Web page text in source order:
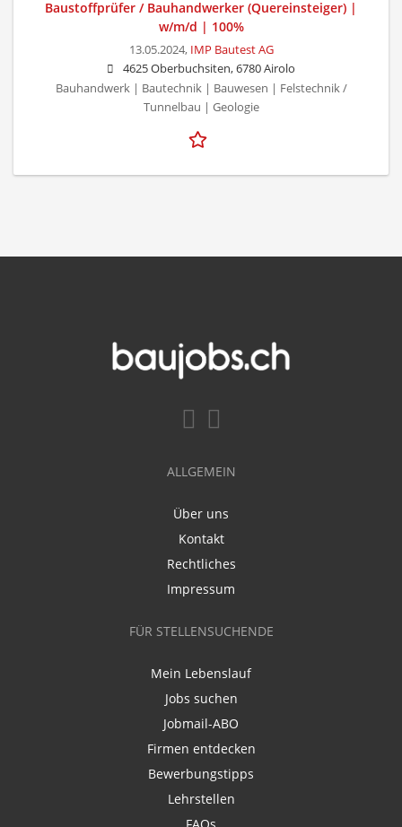
Baustoffprüfer / Bauhandwerker (Quereinsteiger) |
w/m/d | 100%
13.05.2024, IMP Bautest AG
4625 Oberbuchsiten, 6780 Airolo
Bauhandwerk | Bautechnik | Bauwesen | Felstechnik /
Tunnelbau | Geologie
ALLGEMEIN
Über uns
Kontakt
Rechtliches
Impressum
FÜR STELLENSUCHENDE
Mein Lebenslauf
Jobs suchen
Jobmail-ABO
Firmen entdecken
Bewerbungstipps
Lehrstellen